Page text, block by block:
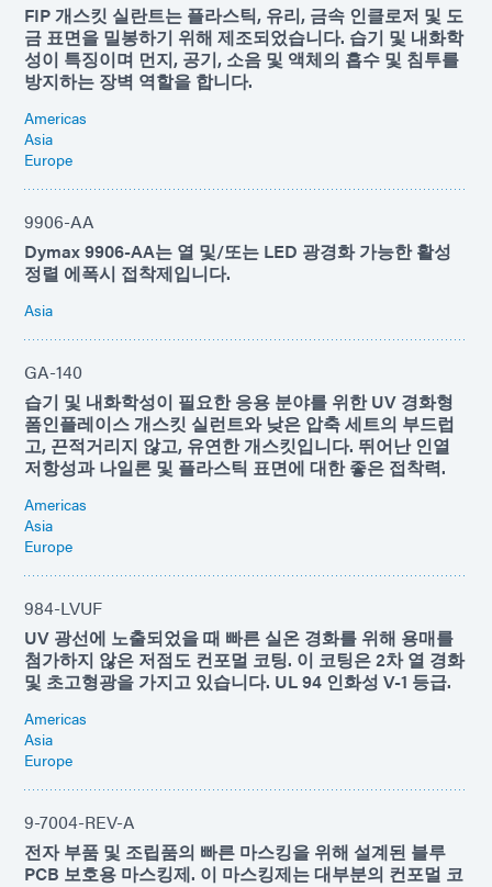
FIP 개스킷 실란트는 플라스틱, 유리, 금속 인클로저 및 도
금 표면을 밀봉하기 위해 제조되었습니다. 습기 및 내화학
성이 특징이며 먼지, 공기, 소음 및 액체의 흡수 및 침투를
방지하는 장벽 역할을 합니다.
Americas
Asia
Europe
9906-AA
Dymax 9906-AA는 열 및/또는 LED 광경화 가능한 활성
정렬 에폭시 접착제입니다.
Asia
GA-140
습기 및 내화학성이 필요한 응용 분야를 위한 UV 경화형
폼인플레이스 개스킷 실런트와 낮은 압축 세트의 부드럽
고, 끈적거리지 않고, 유연한 개스킷입니다. 뛰어난 인열
저항성과 나일론 및 플라스틱 표면에 대한 좋은 접착력.
Americas
Asia
Europe
984-LVUF
UV 광선에 노출되었을 때 빠른 실온 경화를 위해 용매를
첨가하지 않은 저점도 컨포멀 코팅. 이 코팅은 2차 열 경화
및 초고형광을 가지고 있습니다. UL 94 인화성 V-1 등급.
Americas
Asia
Europe
9-7004-REV-A
전자 부품 및 조립품의 빠른 마스킹을 위해 설계된 블루
PCB 보호용 마스킹제. 이 마스킹제는 대부분의 컨포멀 코